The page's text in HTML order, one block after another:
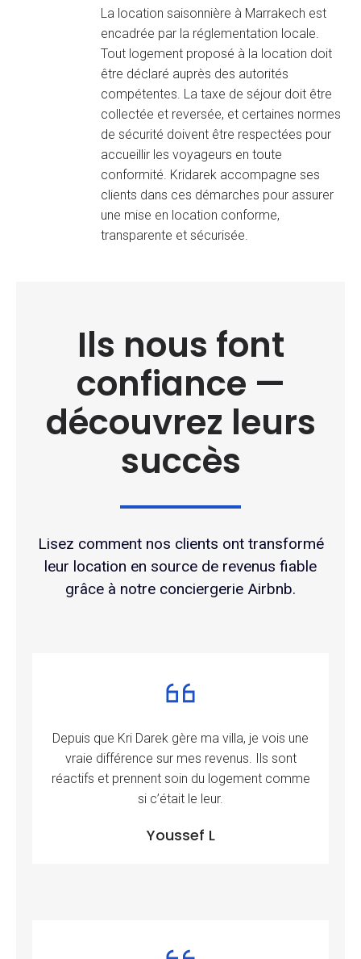
La location saisonnière à Marrakech est
encadrée par la réglementation locale.
Tout logement proposé à la location doit
être déclaré auprès des autorités
compétentes. La taxe de séjour doit être
collectée et reversée, et certaines normes
de sécurité doivent être respectées pour
accueillir les voyageurs en toute
conformité. Kridarek accompagne ses
clients dans ces démarches pour assurer
une mise en location conforme,
transparente et sécurisée.
Ils nous font
confiance —
découvrez leurs
succès
Lisez comment nos clients ont transformé
leur location en source de revenus fiable
grâce à notre conciergerie Airbnb.
Depuis que Kri Darek gère ma villa, je vois une
vraie différence sur mes revenus. Ils sont
réactifs et prennent soin du logement comme
si c’était le leur.
Youssef L